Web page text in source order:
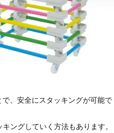
、安全にスタッキングが可能で
ングしていく方法もあります。